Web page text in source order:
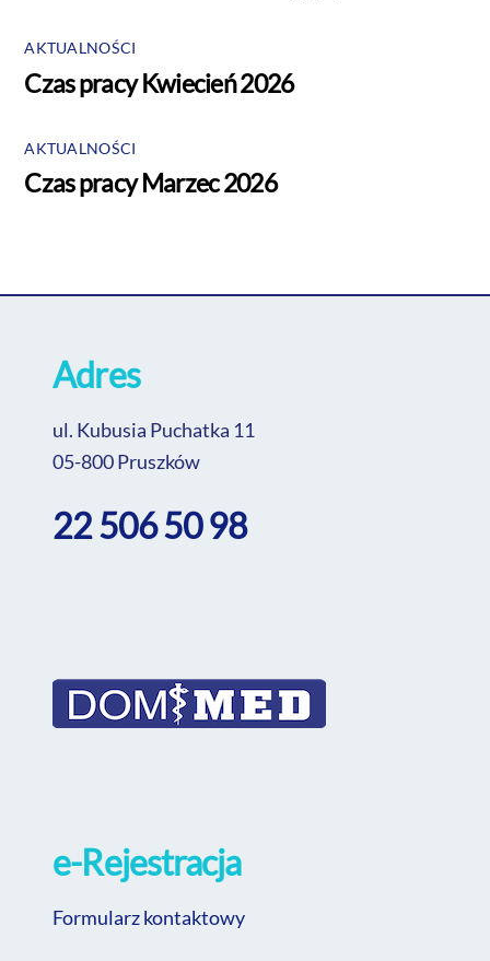
AKTUALNOŚCI
Czas pracy Kwiecień 2026
AKTUALNOŚCI
Czas pracy Marzec 2026
Adres
ul. Kubusia Puchatka 11
05-800 Pruszków
22 506 50 98
e-Rejestracja
Formularz kontaktowy